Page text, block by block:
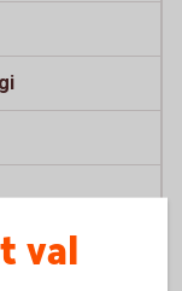
val